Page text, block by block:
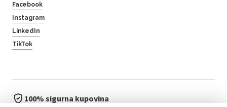
Facebook
Instagram
LinkedIn
TikTok
100% sigurna kupovina